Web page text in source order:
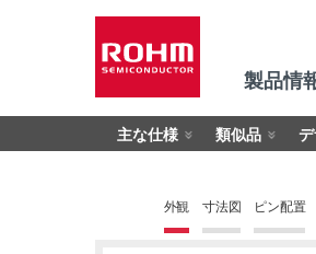
製品情
主な仕様 類似品
外観 寸法図 ピン配置